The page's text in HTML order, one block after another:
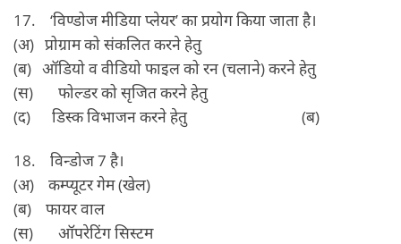
17. ‘विण्‍डोज मीडिया प्‍लेयर’ का प्रयोग किया जाता है।
(अ) प्रोग्राम को संकलित करने हेतु
(ब) ऑडियो व वीडियो फाइल को रन (चलाने) करने हेतु
(स) फोल्‍डर को सृजित करने हेतु
(द) डिस्‍क विभाजन करने हेतु (ब)
18. विन्‍डोज 7 है।
(अ) कम्‍प्‍यूटर गेम (खेल)
(ब) फायर वाल
(स) ऑपरेटिंग सिस्‍टम